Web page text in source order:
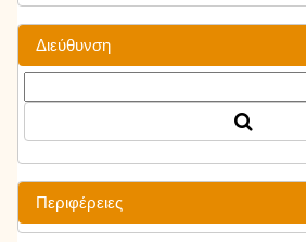
Διεύθυνση
Περιφέρειες